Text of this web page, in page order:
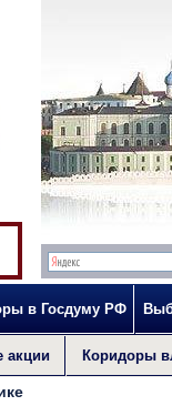
в Госдуму РФ
акции Коридоры